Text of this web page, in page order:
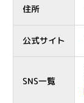
住所
公式サイト
SNS一覧